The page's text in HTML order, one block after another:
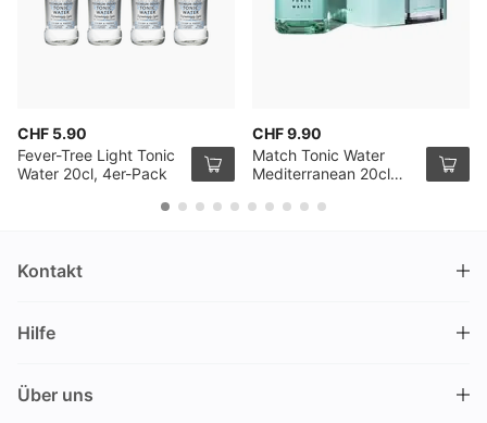
CHF 5.90
Fever-Tree Light Tonic
Water 20cl, 4er-Pack
CHF 9.90
Match Tonic Water
Mediterranean 20cl
Kontakt
Nüschelerstrasse 35
Schweiz
Hilfe
Über uns